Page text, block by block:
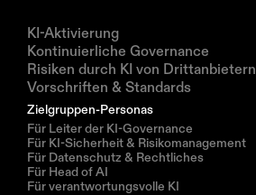
KI-Aktivierung
Kontinuierliche Governance
Risiken durch KI von Drittanbietern
Vorschriften & Standards
Zielgruppen-Personas
Für Leiter der KI-Governance
Für KI-Sicherheit & Risikomanagement
Für Datenschutz & Rechtliches
Für Head of AI
Für verantwortungsvolle KI